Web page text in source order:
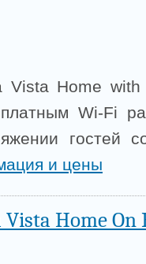
Vista Home
Wi-Fi
гостей
и цены
Vista Home On